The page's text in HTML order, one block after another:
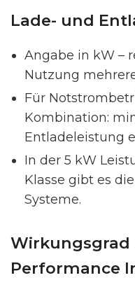
Lade- und
Angabe in kW –
Nutzung
Für
Kombination:
Entladeleistung
In der 5 kW
Klasse gibt es
Systeme.
Wirkungsgrad
Performance